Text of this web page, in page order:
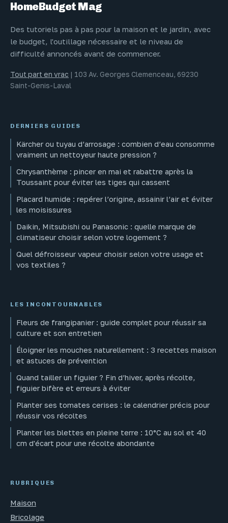
HomeBudget Mag
Des tutoriels pas à pas pour la maison et le jardin, avec
le budget, l'outillage nécessaire et le niveau de
difficulté annoncés avant de commencer.
Tout part en vrac | 103 Av. Georges Clemenceau, 69230
Saint-Genis-Laval
DERNIERS GUIDES
Kärcher ou tuyau d’arrosage : combien d’eau consomme
vraiment un nettoyeur haute pression ?
Chrysanthème : pincer en mai et rabattre après la
Toussaint pour éviter les tiges qui cassent
Placard humide : repérer l’origine, assainir l’air et éviter
les moisissures
Daikin, Mitsubishi ou Panasonic : quelle marque de
climatiseur choisir selon votre logement ?
Quel défroisseur vapeur choisir selon votre usage et
vos textiles ?
LES INCONTOURNABLES
Fleurs de frangipanier : guide complet pour réussir sa
culture et son entretien
Éloigner les mouches naturellement : 3 recettes maison
et astuces de prévention
Quand tailler un figuier ? Fin d’hiver, après récolte,
figuier bifère et erreurs à éviter
Planter ses tomates cerises : le calendrier précis pour
réussir vos récoltes
Planter les blettes en pleine terre : 10°C au sol et 40
cm d'écart pour une récolte abondante
RUBRIQUES
Maison
Bricolage